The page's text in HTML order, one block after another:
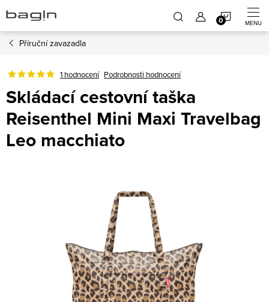
na
obsah
Příruční zavazadla
1 hodnocení Podrobnosti hodnocení
Skládací cestovní taška
Reisenthel Mini Maxi Travelbag
Leo macchiato